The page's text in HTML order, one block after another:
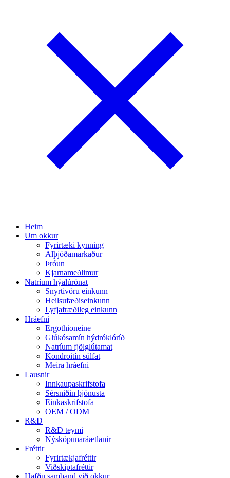
Heim
Um okkur
Fyrirtæki kynning
Alþjóðamarkaður
Þróun
Kjarnameðlimur
Natríum hýalúrónat
Snyrtivöru einkunn
Heilsufæðiseinkunn
Lyfjafræðileg einkunn
Hráefni
Ergothioneine
Glúkósamín hýdróklóríð
Natríum fjölglútamat
Kondroitín súlfat
Meira hráefni
Lausnir
Innkaupaskrifstofa
Sérsniðin þjónusta
Einkaskrifstofa
OEM / ODM
R&D
R&D teymi
Nýsköpunaráætlanir
Fréttir
Fyrirtækjafréttir
Viðskiptafréttir
Hafðu samband við okkur